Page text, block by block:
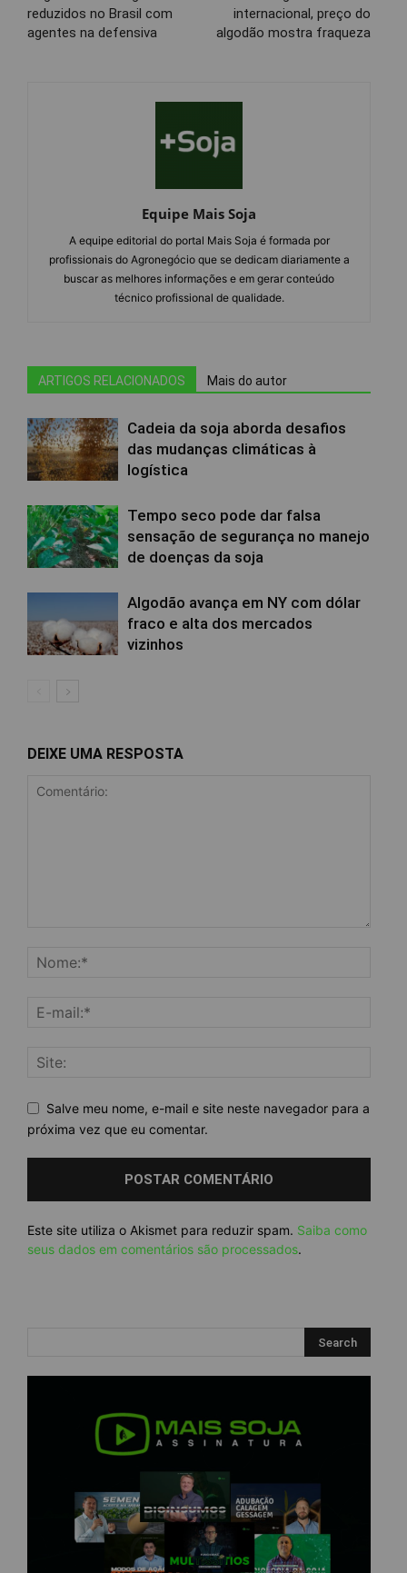
reduzidos no Brasil com
agentes na defensiva
internacional, preço do
algodão mostra fraqueza
Equipe Mais Soja
A equipe editorial do portal Mais Soja é formada por
profissionais do Agronegócio que se dedicam diariamente a
buscar as melhores informações e em gerar conteúdo
técnico profissional de qualidade.
ARTIGOS RELACIONADOS Mais do autor
Cadeia da soja aborda desafios
das mudanças climáticas à
logística
Tempo seco pode dar falsa
sensação de segurança no manejo
de doenças da soja
Algodão avança em NY com dólar
fraco e alta dos mercados
vizinhos
DEIXE UMA RESPOSTA
Salve meu nome, e-mail e site neste navegador para a
próxima vez que eu comentar.
Este site utiliza o Akismet para reduzir spam. Saiba como
seus dados em comentários são processados.